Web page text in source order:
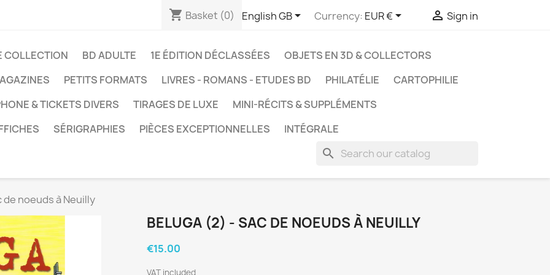
shopping_cart Basket (0) English GB Currency: EUR €  Sign in
COLLECTION BD ADULTE 1E ÉDITION DÉCLASSÉES
OBJETS EN 3D & COLLECTORS
PETITS FORMATS LIVRES - ROMANS - ETUDES BD PHILATÉLIE
CARTOPHILIE
& TICKETS DIVERS
TIRAGES DE LUXE
MINI-RÉCITS & SUPPLÉMENTS
SÉRIGRAPHIES PIÈCES EXCEPTIONNELLES INTÉGRALE
search
de noeuds à Neuilly
BELUGA (2) - SAC DE NOEUDS À NEUILLY
€15.00
VAT included